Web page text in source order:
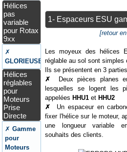
Hélices
pas
variable
pour Rotax
9xx
✗
GLORIEUSE
Hélices
réglables
pour
Moteurs
Prise
Directe
✗Gamme
pour
Moteurs
1- Espaceurs ESU
[retour
Les moyeux des hélices
réglable au sol sont simples
Ils se présentent en 3
✗
Deux pièces planes
lesquelles se logent les
appelées HHU1 et HHU2
✗ Un espaceur en
fixer l'hélice sur le moteur,
une longueur variable
souhaits des clients.